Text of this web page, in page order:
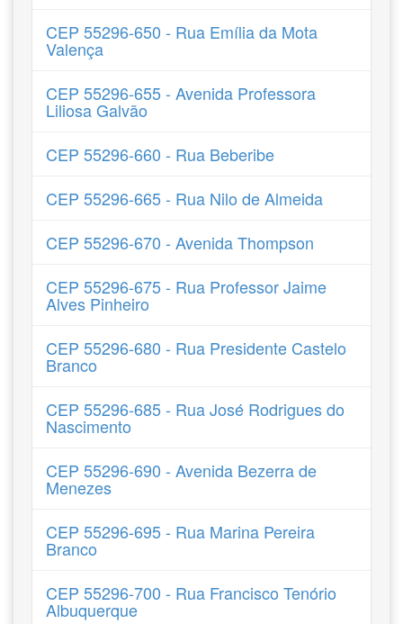
CEP 55296-650 - Rua Emília da Mota
Valença
CEP 55296-655 - Avenida Professora
Liliosa Galvão
CEP 55296-660 - Rua Beberibe
CEP 55296-665 - Rua Nilo de Almeida
CEP 55296-670 - Avenida Thompson
CEP 55296-675 - Rua Professor Jaime
Alves Pinheiro
CEP 55296-680 - Rua Presidente Castelo
Branco
CEP 55296-685 - Rua José Rodrigues do
Nascimento
CEP 55296-690 - Avenida Bezerra de
Menezes
CEP 55296-695 - Rua Marina Pereira
Branco
CEP 55296-700 - Rua Francisco Tenório
Albuquerque